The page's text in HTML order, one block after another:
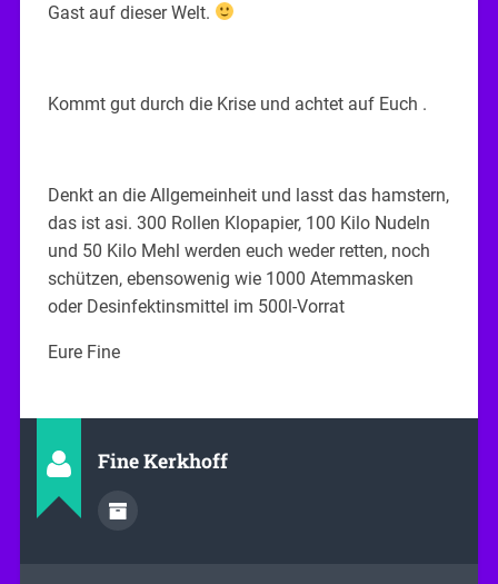
Gast auf dieser Welt.
Kommt gut durch die Krise und achtet auf Euch .
Denkt an die Allgemeinheit und lasst das hamstern,
das ist asi. 300 Rollen Klopapier, 100 Kilo Nudeln
und 50 Kilo Mehl werden euch weder retten, noch
schützen, ebensowenig wie 1000 Atemmasken
oder Desinfektinsmittel im 500l-Vorrat
Eure Fine
Fine Kerkhoff